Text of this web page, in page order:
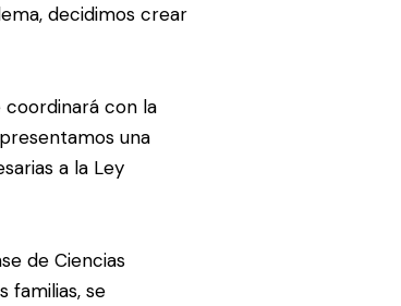
decidimos crear
coordinará con la
una
a la Ley
de Ciencias
familias, se